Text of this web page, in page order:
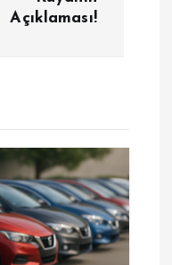
Açıklaması!